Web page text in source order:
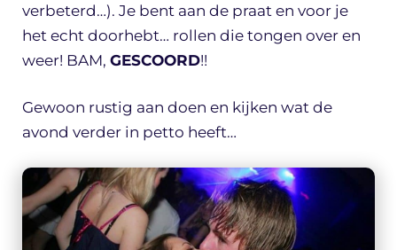
verbeterd…). Je bent aan de praat en voor je
het echt doorhebt… rollen die tongen over en
weer! BAM, GESCOORD!!
Gewoon rustig aan doen en kijken wat de
avond verder in petto heeft…